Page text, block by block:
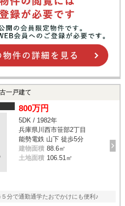
一戸建て
800万円
5DK / 1982年
兵庫県川西市笹部2丁目
能勢電鉄 山下 徒歩5分
建物面積 88.6㎡
土地面積 106.51㎡
分で通勤通学たおでかけにも便利♪